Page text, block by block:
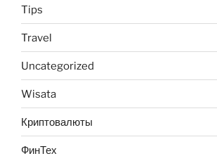
Tips
Travel
Uncategorized
Wisata
Криптовалюты
ФинТех